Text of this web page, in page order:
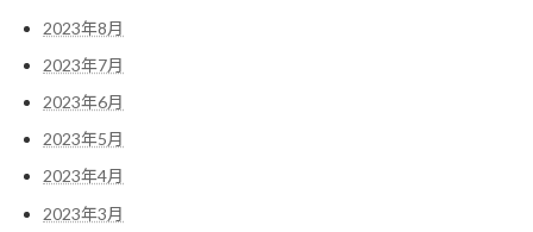
2023年8月
2023年7月
2023年6月
2023年5月
2023年4月
2023年3月